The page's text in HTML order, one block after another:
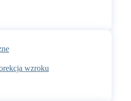
wzroku